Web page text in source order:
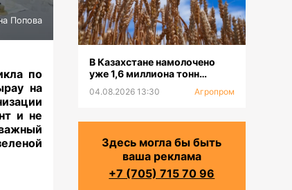
Попова
по
на
и не
В Казахстане намолочено
уже 1,6 миллиона тонн
04.08.2026 13:30 Агропром
Здесь могла бы быть
ваша реклама
+7 (705) 715 70 96